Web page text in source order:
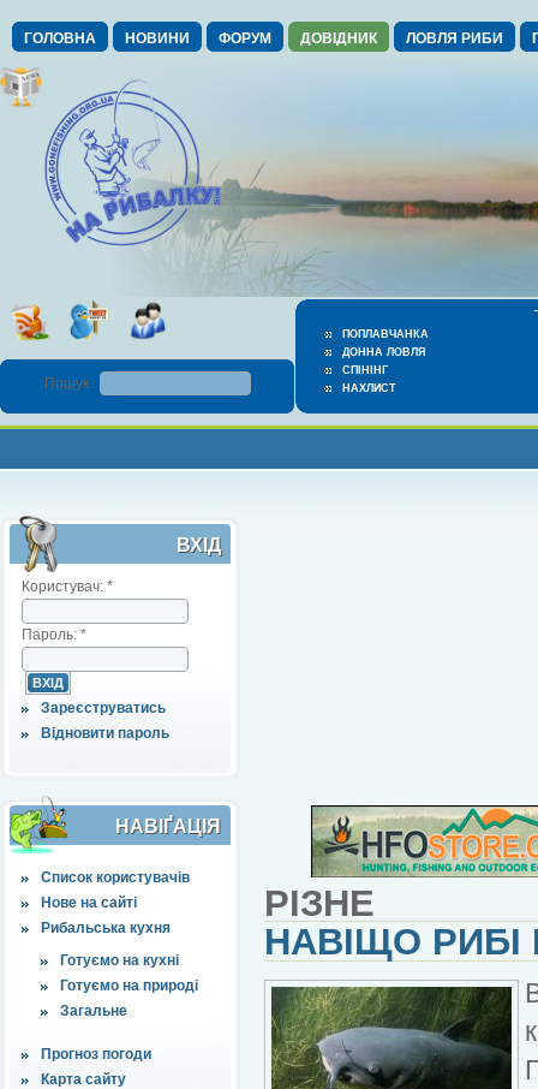
ГОЛОВНА НОВИНИ ФОРУМ ДОВІДНИК ЛОВЛЯ РИБИ
ПОПЛАВЧАНКА
ДОННА ЛОВЛЯ
СПІНІНГ
НАХЛИСТ
Пошук :
ВХІД
Користувач: *
Пароль: *
Зареєструватись
Відновити пароль
НАВІҐАЦІЯ
Список користувачів
Нове на сайті
Рибальська кухня
Готуємо на кухні
Готуємо на природі
Загальне
Прогноз погоди
Карта сайту
РІЗНЕ
НАВІЩО РИБІ